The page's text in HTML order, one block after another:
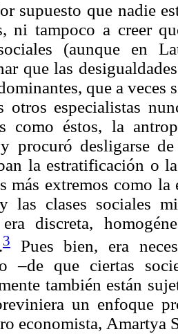
supuesto que nadie
ni tampoco a creer
(aunque en
que las
que a veces
otros especialistas
como éstos, la
procuró desligarse
la estratificación o
más extremos como
las clases sociales
discreta,
3
Pues bien, era
–de que ciertas
también están
un enfoque
economista, Amartya